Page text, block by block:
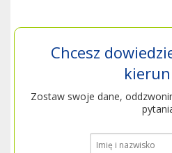
Chcesz
Zostaw swoje dane,